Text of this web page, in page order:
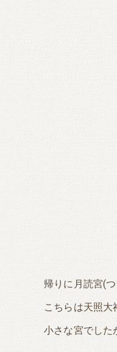
帰りに月読宮(
こちらは天照大
小さな宮でした